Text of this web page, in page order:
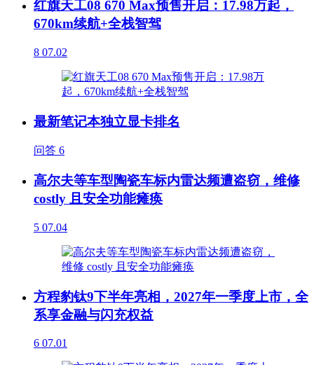
红旗天工08 670 Max预售开启：17.98万起，
670km续航+全栈智驾
8 07.02
最新笔记本独立显卡排名
问答 6
高尔夫等车型陶瓷车标内雷达频遭盗窃，维修
costly 且安全功能瘫痪
5 07.04
方程豹钛9下半年亮相，2027年一季度上市，全
系享金融与闪充权益
6 07.01